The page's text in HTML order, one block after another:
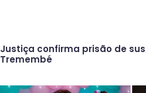
Justiça confirma prisão de
Tremembé